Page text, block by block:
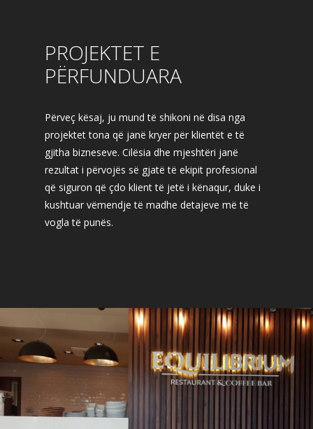
PROJEKTET E
PËRFUNDUARA
Përveç kësaj, ju mund të shikoni në disa nga
projektet tona që janë kryer për klientët e të
gjitha bizneseve. Cilësia dhe mjeshtëri janë
rezultat i përvojës së gjatë të ekipit profesional
që siguron që çdo klient të jetë i kënaqur, duke i
kushtuar vëmendje të madhe detajeve më të
vogla të punës.
EQUILIBRIUM